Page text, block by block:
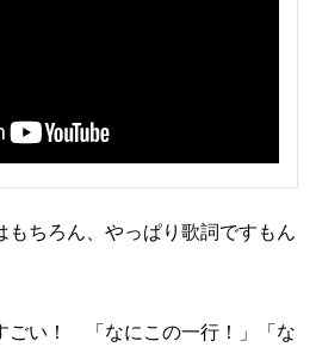
ちろん、やっぱり歌詞ですもん
ごい！ 「なにこの一行！」「な